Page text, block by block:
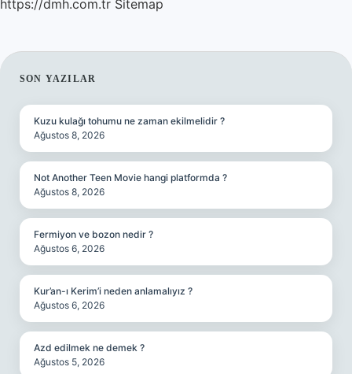
https://dmh.com.tr Sitemap
SIDEBAR
SON YAZILAR
Kuzu kulağı tohumu ne zaman ekilmelidir ?
Ağustos 8, 2026
Not Another Teen Movie hangi platformda ?
Ağustos 8, 2026
Fermiyon ve bozon nedir ?
Ağustos 6, 2026
Kur’an-ı Kerim’i neden anlamalıyız ?
Ağustos 6, 2026
Azd edilmek ne demek ?
Ağustos 5, 2026